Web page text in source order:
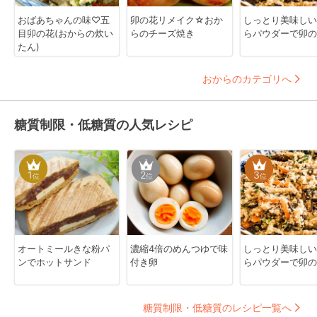
おばあちゃんの味♡五
目卯の花(おからの炊い
たん)
卯の花リメイク☆おか
らのチーズ焼き
しっとり美味し
らパウダーで卯
おからのカテゴリへ
糖質制限・低糖質の人気レシピ
1位
オートミールきな粉パ
ンでホットサンド
2位
濃縮4倍のめんつゆで味
付き卵
3位
しっとり美味し
らパウダーで卯
糖質制限・低糖質のレシピ一覧へ